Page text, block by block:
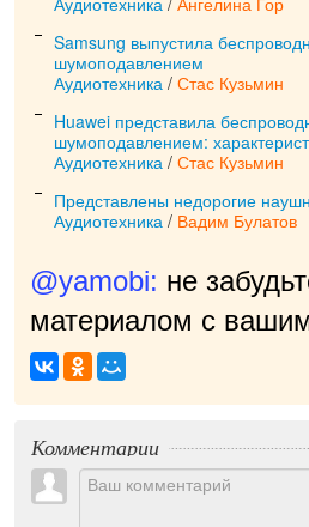
Samsung выпустила
шумоподавлением
Аудиотехника / Стас Кузьмин
Huawei представила
шумоподавлением:
Аудиотехника / Стас Кузьмин
Представлены недорогие
Аудиотехника / Вадим Булатов
@yamobi: не
материалом с
прия|
Комментарии